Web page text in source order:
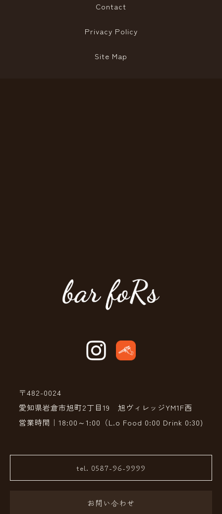
Contact
Privacy Policy
Site Map
〒482-0024
愛知県岩倉市旭町2丁目19 旭ヴィレッジYM1F西
営業時間｜18:00～1:00（L.o Food 0:00 Drink 0:30)
tel. 0587-96-9999
お問い合わせ